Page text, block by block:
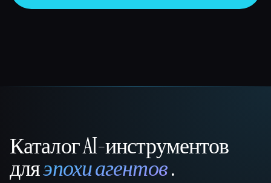
That AI Collection
Каталог AI-инструментов
дляэпохи агентов.